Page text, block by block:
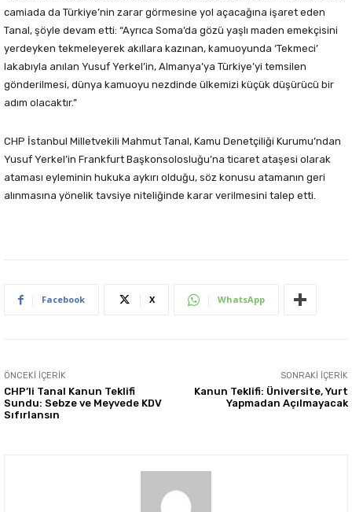
camiada da Türkiye’nin zarar görmesine yol açacağına işaret eden
Tanal, şöyle devam etti: “Ayrıca Soma’da gözü yaşlı maden emekçisini
yerdeyken tekmeleyerek akıllara kazınan, kamuoyunda ‘Tekmeci’
lakabıyla anılan Yusuf Yerkel’in, Almanya’ya Türkiye’yi temsilen
gönderilmesi, dünya kamuoyu nezdinde ülkemizi küçük düşürücü bir
adım olacaktır.”
CHP İstanbul Milletvekili Mahmut Tanal, Kamu Denetçiliği Kurumu’ndan
Yusuf Yerkel’in Frankfurt Başkonsolosluğu’na ticaret ataşesi olarak
ataması eyleminin hukuka aykırı olduğu, söz konusu atamanın geri
alınmasına yönelik tavsiye niteliğinde karar verilmesini talep etti.
Facebook X WhatsApp
ÖNCEKI İÇERIK
CHP’li Tanal Kanun Teklifi
Sundu: Sebze ve Meyvede KDV
Sıfırlansın
SONRAKI İÇERIK
Kanun Teklifi: Üniversite, Yurt
Yapmadan Açılmayacak